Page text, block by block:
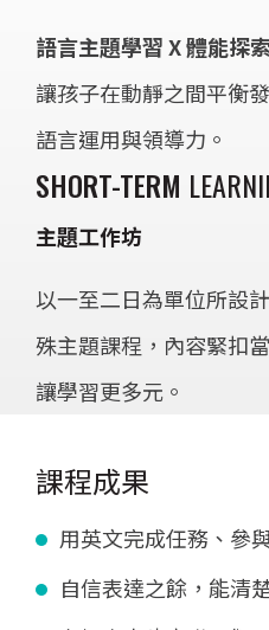
語言主題學習 X 體能探
讓孩子在動靜之間平衡
語言運用與領導力。
SHORT-TERM
主題工作坊
以一至二日為單位所設
殊主題課程，內容緊扣
讓學習更多元。
課程成果
用英文完成任務、參
自信表達之餘，能清